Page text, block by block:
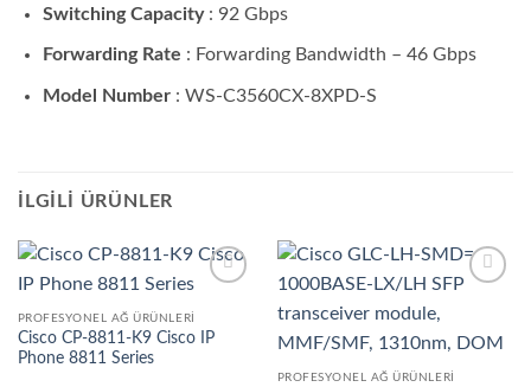
Switching Capacity : 92 Gbps
Forwarding Rate : Forwarding Bandwidth – 46 Gbps
Model Number : WS-C3560CX-8XPD-S
İLGILI ÜRÜNLER
listesine
ekle
PROFESYONEL AĞ ÜRÜNLERI
Cisco CP-8811-K9 Cisco IP
Phone 8811 Series
PROFESYONEL AĞ ÜRÜNLERI